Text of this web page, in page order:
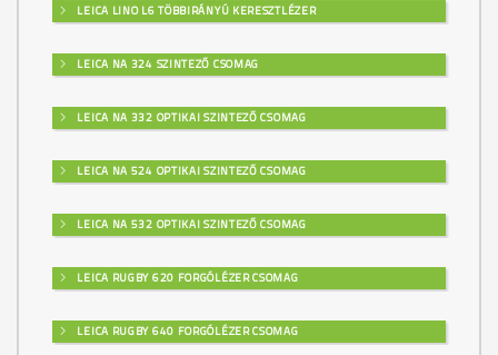
LEICA LINO L6 TÖBBIRÁNYÚ KERESZTLÉZER
LEICA NA 324 SZINTEZŐ CSOMAG
LEICA NA 332 OPTIKAI SZINTEZŐ CSOMAG
LEICA NA 524 OPTIKAI SZINTEZŐ CSOMAG
LEICA NA 532 OPTIKAI SZINTEZŐ CSOMAG
LEICA RUGBY 620 FORGÓLÉZER CSOMAG
LEICA RUGBY 640 FORGÓLÉZER CSOMAG